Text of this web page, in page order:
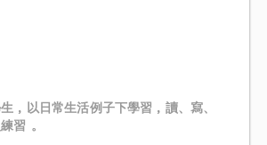
, 以日常生活例子下學習 , 讀、寫、
習 。